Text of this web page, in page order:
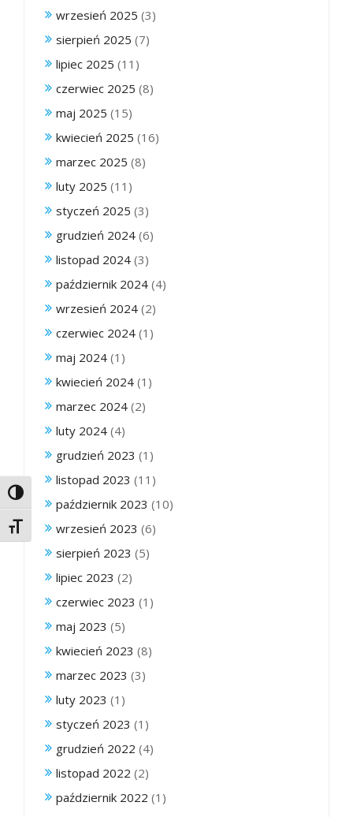
Toggle High Contrast
Toggle Font size
wrzesień 2025 (3)
sierpień 2025 (7)
lipiec 2025 (11)
czerwiec 2025 (8)
maj 2025 (15)
kwiecień 2025 (16)
marzec 2025 (8)
luty 2025 (11)
styczeń 2025 (3)
grudzień 2024 (6)
listopad 2024 (3)
październik 2024 (4)
wrzesień 2024 (2)
czerwiec 2024 (1)
maj 2024 (1)
kwiecień 2024 (1)
marzec 2024 (2)
luty 2024 (4)
grudzień 2023 (1)
listopad 2023 (11)
październik 2023 (10)
wrzesień 2023 (6)
sierpień 2023 (5)
lipiec 2023 (2)
czerwiec 2023 (1)
maj 2023 (5)
kwiecień 2023 (8)
marzec 2023 (3)
luty 2023 (1)
styczeń 2023 (1)
grudzień 2022 (4)
listopad 2022 (2)
październik 2022 (1)